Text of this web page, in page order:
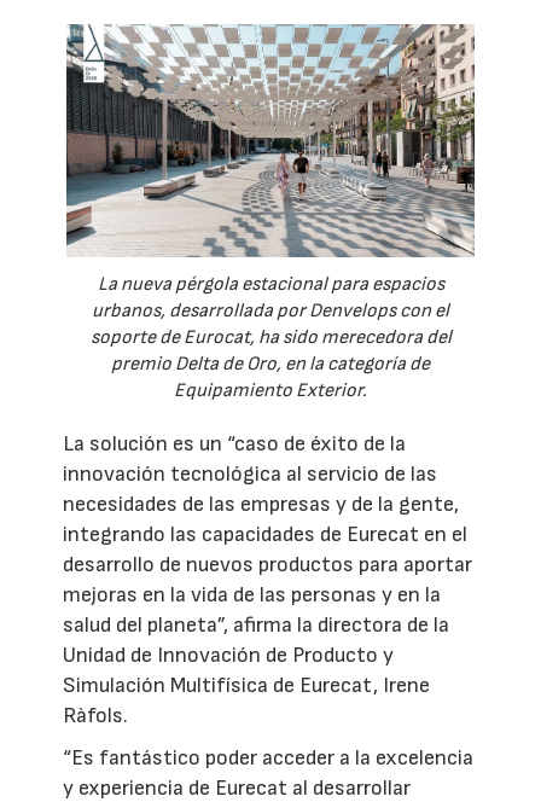
La nueva pérgola estacional para espacios
urbanos, desarrollada por Denvelops con el
soporte de Eurocat, ha sido merecedora del
premio Delta de Oro, en la categoría de
Equipamiento Exterior.
La solución es un “caso de éxito de la
innovación tecnológica al servicio de las
necesidades de las empresas y de la gente,
integrando las capacidades de Eurecat en el
desarrollo de nuevos productos para aportar
mejoras en la vida de las personas y en la
salud del planeta”, afirma la directora de la
Unidad de Innovación de Producto y
Simulación Multifísica de Eurecat, Irene
Ràfols.
“Es fantástico poder acceder a la excelencia
y experiencia de Eurecat al desarrollar